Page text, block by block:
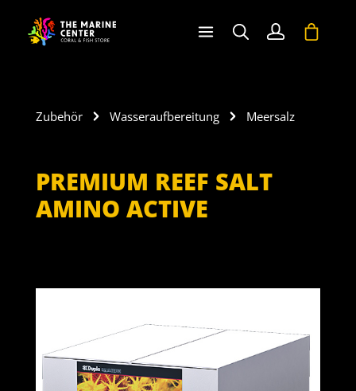
springen
Zubehör Wasseraufbereitung Meersalz
PREMIUM REEF SALT
AMINO ACTIVE